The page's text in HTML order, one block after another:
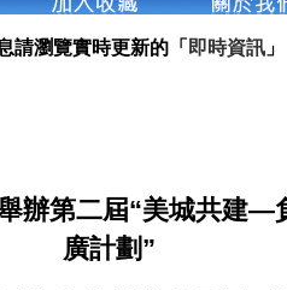
請瀏覽實時更新的「 即時資訊 」
辦第二屆“美城共建—
廣計劃”